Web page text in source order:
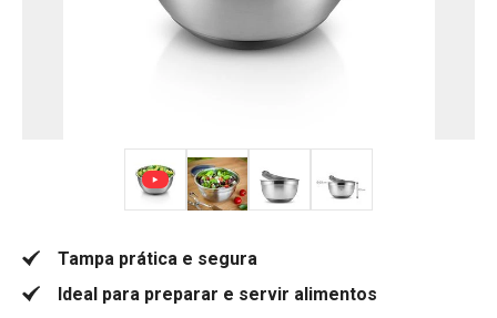
Tampa prática e segura
Ideal para preparar e servir alimentos